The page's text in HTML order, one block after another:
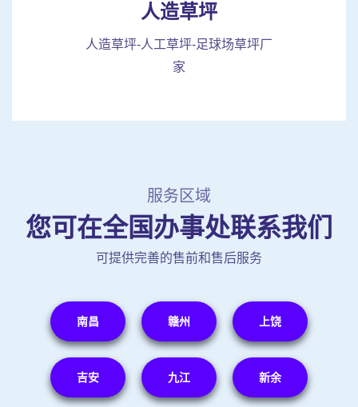
人造草坪
人造草坪-人工草坪-足球场草坪厂
家
服务区域
您可在全国办事处联系我们
可提供完善的售前和售后服务
南昌 赣州 上饶
吉安 九江 新余